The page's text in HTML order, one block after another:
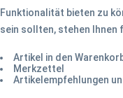
Funktionalität bieten zu
sein sollten, stehen Ihnen
Artikel in den
Merkzettel
Artikelempfehlungen